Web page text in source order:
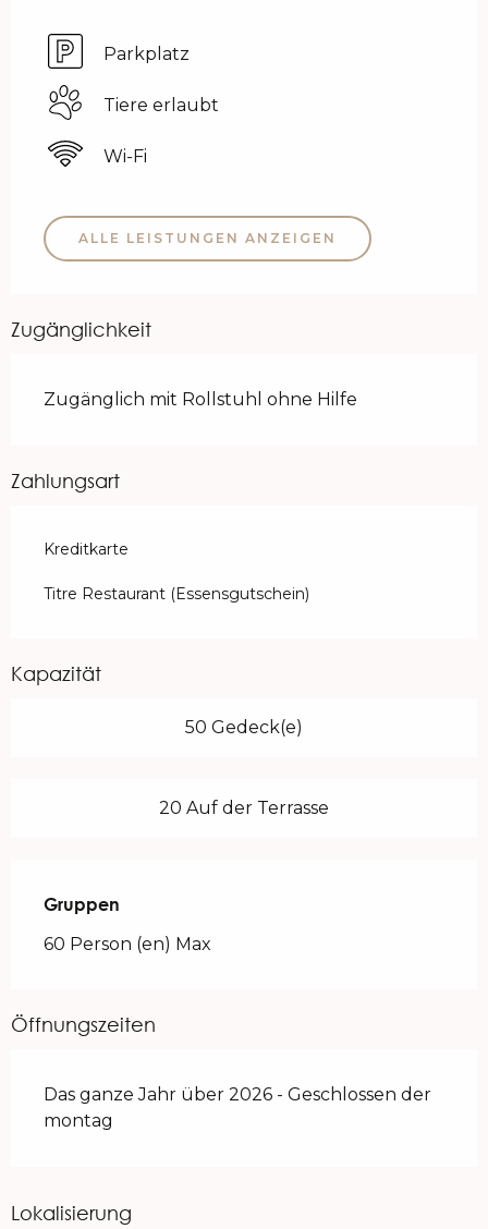
Parkplatz
Tiere erlaubt
Wi-Fi
ALLE LEISTUNGEN ANZEIGEN
Zugänglichkeit
Zugänglich mit Rollstuhl ohne Hilfe
Zahlungsart
Kreditkarte
Titre Restaurant (Essensgutschein)
Kapazität
50 Gedeck(e)
20 Auf der Terrasse
Gruppen
Gruppen
60 Person (en) Max
Öffnungszeiten
Das ganze Jahr über 2026 - Geschlossen der
montag
Lokalisierung